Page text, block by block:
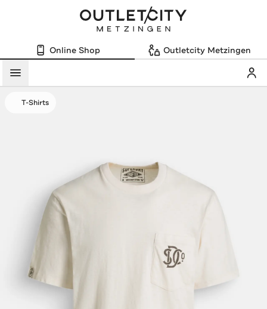
Online Shop Outletcity Metzingen
Menü
T-Shirts